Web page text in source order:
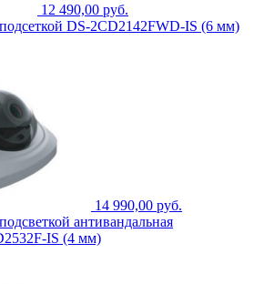
12 490,00 руб.
DS-2CD2142FWD-IS (6 мм)
14 990,00 руб.
антивандальная
IS (4 мм)